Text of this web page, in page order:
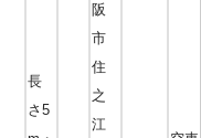
長
さ5
阪
市
住
之
江